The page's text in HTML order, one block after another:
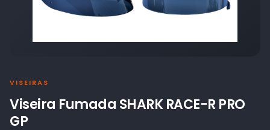
VISEIRAS
Viseira Fumada SHARK RACE-R PRO
GP